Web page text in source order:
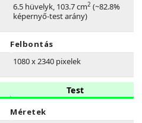
6.5 hüvelyk, 103.7 cm2 (~82.8%
képernyő-test arány)
Felbontás
1080 x 2340 pixelek
Test
Méretek